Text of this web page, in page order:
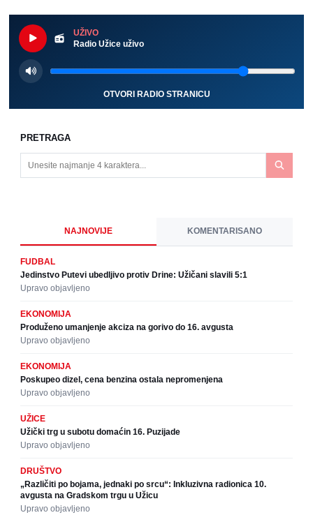
UŽIVO
Radio Užice uživo
OTVORI RADIO STRANICU
PRETRAGA
NAJNOVIJE KOMENTARISANO
FUDBAL
Jedinstvo Putevi ubedljivo protiv Drine: Užičani slavili 5:1
Upravo objavljeno
EKONOMIJA
Produženo umanjenje akciza na gorivo do 16. avgusta
Upravo objavljeno
EKONOMIJA
Poskupeo dizel, cena benzina ostala nepromenjena
Upravo objavljeno
UŽICE
Užički trg u subotu domaćin 16. Puzijade
Upravo objavljeno
DRUŠTVO
„Različiti po bojama, jednaki po srcu“: Inkluzivna radionica 10.
avgusta na Gradskom trgu u Užicu
Upravo objavljeno